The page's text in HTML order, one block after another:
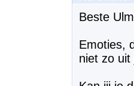
Beste
Emoties,
niet zo